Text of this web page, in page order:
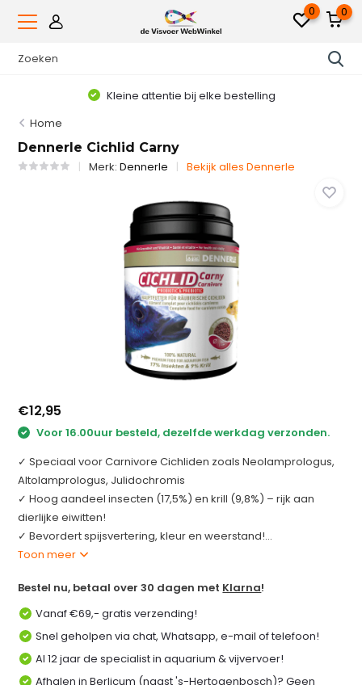
0 0
Kleine attentie bij elke bestelling
Home
Dennerle Cichlid Carny
Merk:Dennerle Bekijk alles Dennerle
€12,95
Voor 16.00uur besteld, dezelfde werkdag verzonden.
✓ Speciaal voor Carnivore Cichliden zoals Neolamprologus,
Altolamprologus, Julidochromis
✓ Hoog aandeel insecten (17,5%) en krill (9,8%) – rijk aan
dierlijke eiwitten!
✓ Bevordert spijsvertering, kleur en weerstand!...
Toon meer
Bestel nu, betaal over 30 dagen met Klarna!
Vanaf €69,- gratis verzending!
Snel geholpen via chat, Whatsapp, e-mail of telefoon!
Al 12 jaar de specialist in aquarium & vijvervoer!
Afhalen in Berlicum (naast 's-Hertogenbosch)? Geen